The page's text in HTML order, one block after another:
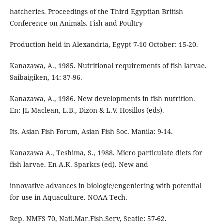
hatcheries. Proceedings of the Third Egyptian British
Conference on Animals. Fish and Poultry
Production held in Alexandria, Egypt 7-10 October: 15-20.
Kanazawa, A., 1985. Nutritional requirements of fish larvae.
Saibaigiken, 14: 87-96.
Kanazawa, A., 1986. New developments in fish nutrition.
En: JL Maclean, L.B., Dizon & L.V. Hosillos (eds).
Its. Asian Fish Forum, Asian Fish Soc. Manila: 9-14.
Kanazawa A., Teshima, S., 1988. Micro particulate diets for
fish larvae. En A.K. Sparkcs (ed). New and
innovative advances in biologie/engeniering with potential
for use in Aquaculture. NOAA Tech.
Rep. NMFS 70, Natl.Mar.Fish.Serv, Seatle: 57-62.